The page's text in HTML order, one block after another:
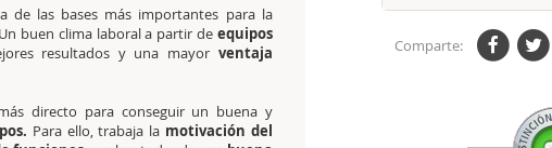
de las bases más importantes para la
buen clima laboral a partir de equipos
resultados y una mayor ventaja
directo para conseguir un buena y
Para ello, trabaja la motivación del
Comparte: